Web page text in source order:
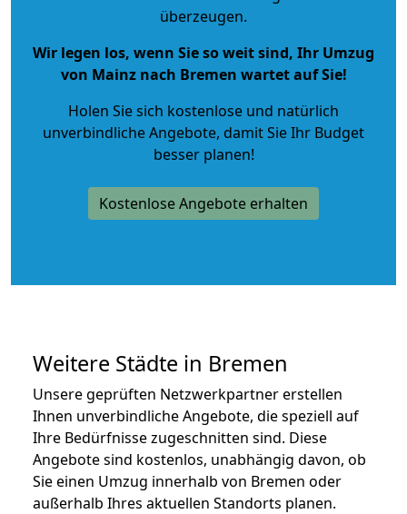
überzeugen.
Wir legen los, wenn Sie so weit sind, Ihr Umzug
von Mainz nach Bremen wartet auf Sie!
Holen Sie sich kostenlose und natürlich
unverbindliche Angebote, damit Sie Ihr Budget
besser planen!
Kostenlose Angebote erhalten
Weitere Städte in Bremen
Unsere geprüften Netzwerkpartner erstellen
Ihnen unverbindliche Angebote, die speziell auf
Ihre Bedürfnisse zugeschnitten sind. Diese
Angebote sind kostenlos, unabhängig davon, ob
Sie einen Umzug innerhalb von Bremen oder
außerhalb Ihres aktuellen Standorts planen.